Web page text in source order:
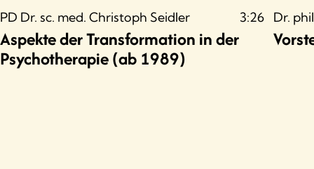
PD Dr. sc. med. Christoph Seidler 3:26
Aspekte der Transformation in der
Psychotherapie (ab 1989)
Dr.